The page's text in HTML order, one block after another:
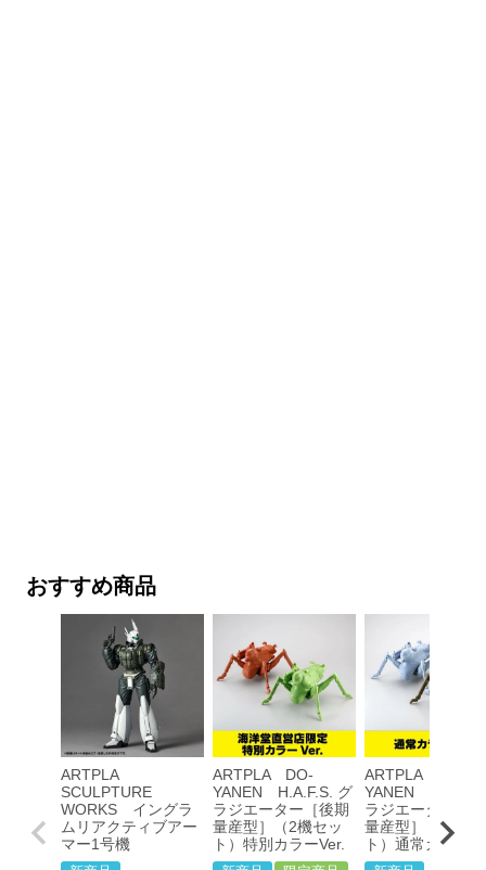
おすすめ商品
ARTPLA
SCULPTURE
WORKS イングラ
ムリアクティブアー
マー1号機
ARTPLA DO-
YANEN H.A.F.S. グ
ラジエーター［後期
量産型］（2機セッ
ト）特別カラーVer.
ARTPLA DO-
YANEN
ラジエーター［
量産型］（2機セ
ト）通常カラー